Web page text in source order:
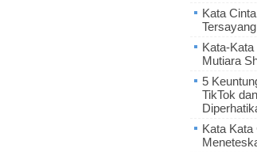
Kata
Kata-
Mutiara
5
TikTok
Kata Kata